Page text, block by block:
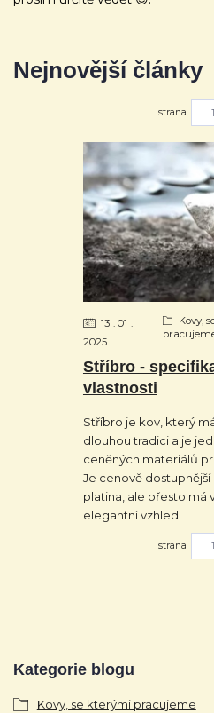
Kategorie blogu
Kovy, se kterými pracujeme
Nejnovější články
strana
Stříbro -
vlastnosti
13
01
2025
Kovy,
Stříbro je kov, který
dlouhou tradici a je
ceněných materiálů
Je cenově
platina, ale přesto má
elegantní vzhled.
strana